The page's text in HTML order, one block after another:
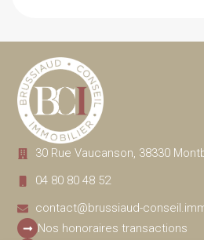
30 Rue Vaucanson, 38330
04 80 80 48 52
contact@brussiaud-
Nos honoraires transactions